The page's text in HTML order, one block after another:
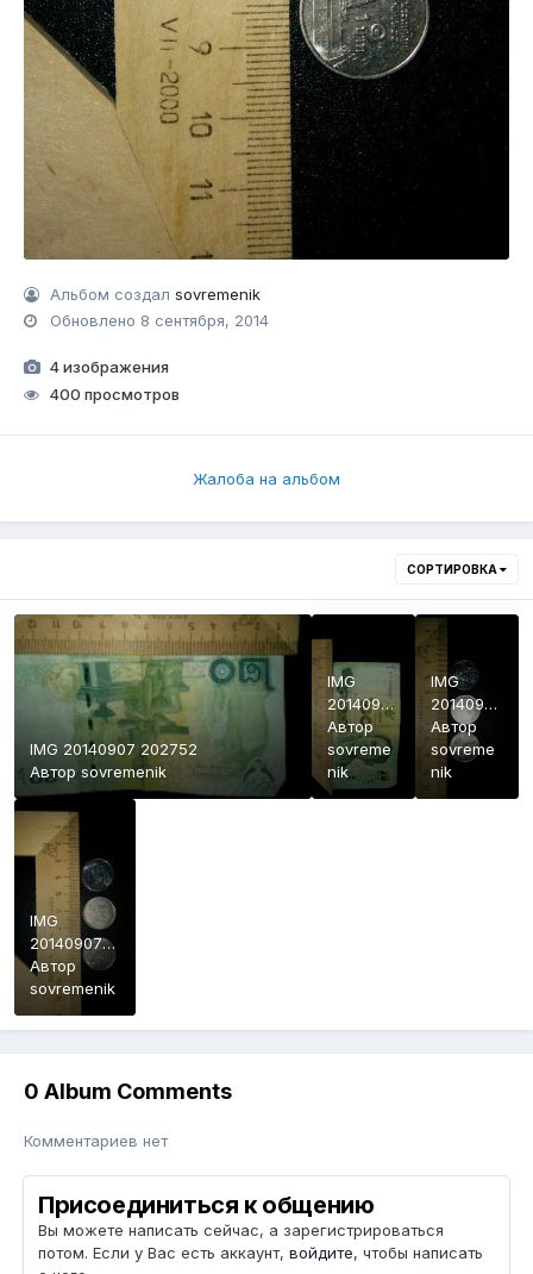
Альбом создалsovremenik
Обновлено 8 сентября, 2014
4 изображения
400 просмотров
Жалоба на альбом
СОРТИРОВКА
IMG 20140907 202752
Автор sovremenik
IMG
20140907
202732
Автор
sovreme
nik
IMG
20140907
202624
Автор
sovreme
nik
IMG
20140907
202618
Автор
sovremenik
0 Album Comments
Комментариев нет
Присоединиться к общению
Вы можете написать сейчас, а зарегистрироваться
потом. Если у Вас есть аккаунт, войдите, чтобы написать